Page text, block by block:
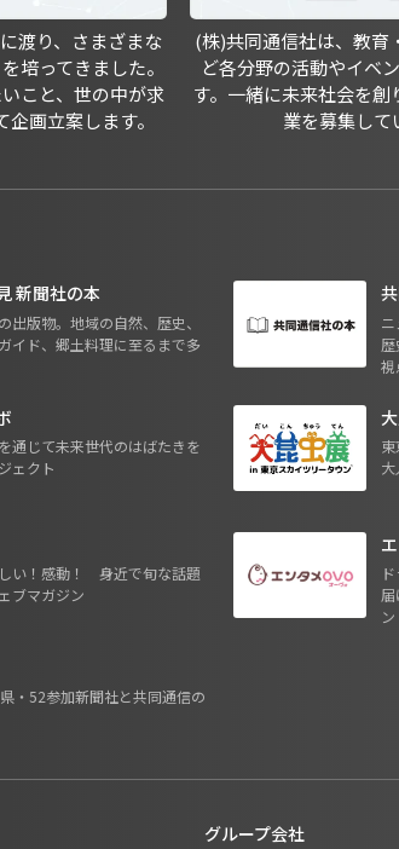
渡り、さまざまな
培ってきました。
こと、世の中が求
画立案します。
(株)共同通信社は、教育
ど各分野の活動やイベ
す。一緒に未来社会を
業を募集して
新聞社の本
出版物。地域の自然、歴史、
イド、郷土料理に至るまで多
視
通じて未来世代のはばたきを
ェクト
い！感動！ 身近で旬な話題
ブマガジン
ン
・52参加新聞社と共同通信の
グループ会社